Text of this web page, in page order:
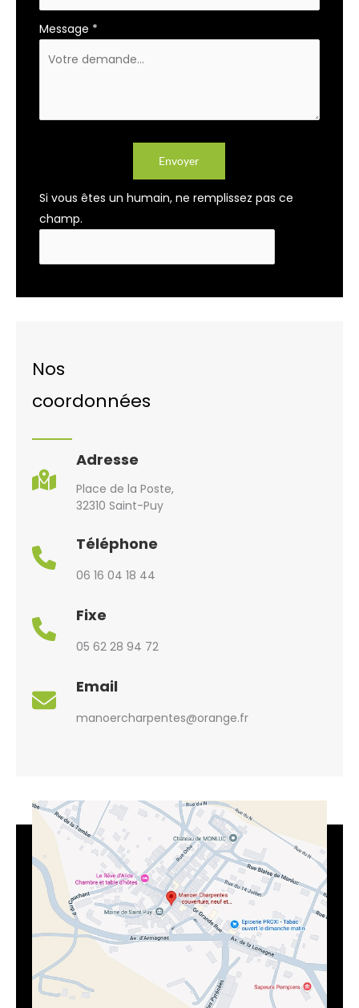
Message *
Envoyer
Si vous êtes un humain, ne remplissez pas ce
champ.
Nos
coordonnées
Adresse
Place de la Poste,
32310 Saint-Puy
Téléphone
06 16 04 18 44
Fixe
05 62 28 94 72
Email
manoercharpentes@orange.fr